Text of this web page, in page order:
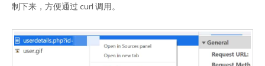
制下来，方便通过 curl 调用。